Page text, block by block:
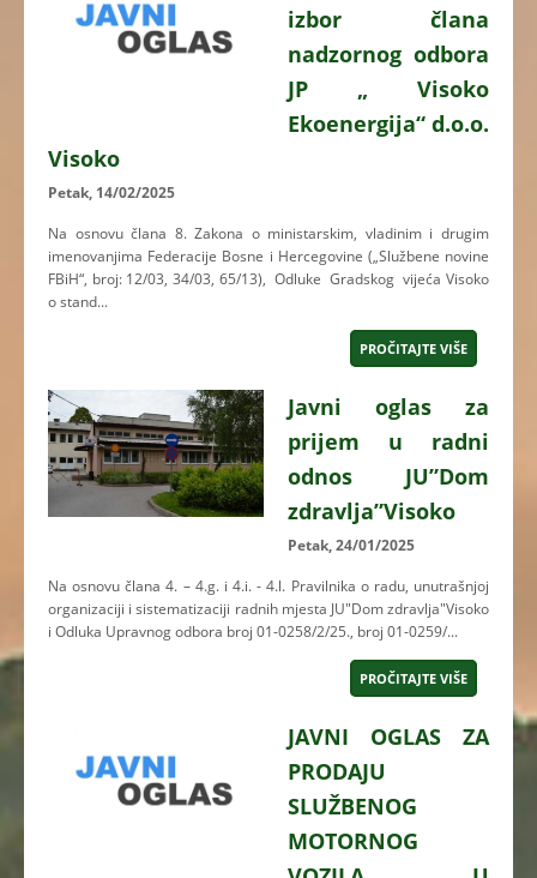
izbor člana
nadzornog odbora
JP „ Visoko
Ekoenergija“ d.o.o.
Visoko
Petak, 14/02/2025
Na osnovu člana 8. Zakona o ministarskim, vladinim i drugim
imenovanjima Federacije Bosne i Hercegovine („Službene novine
FBiH“, broj: 12/03, 34/03, 65/13), Odluke Gradskog vijeća Visoko
o stand...
PROČITAJTE VIŠE
Javni oglas za
prijem u radni
odnos JU”Dom
zdravlja”Visoko
Petak, 24/01/2025
Na osnovu člana 4. – 4.g. i 4.i. - 4.l. Pravilnika o radu, unutrašnjoj
organizaciji i sistematizaciji radnih mjesta JU"Dom zdravlja"Visoko
i Odluka Upravnog odbora broj 01-0258/2/25., broj 01-0259/...
PROČITAJTE VIŠE
JAVNI OGLAS ZA
PRODAJU
SLUŽBENOG
MOTORNOG